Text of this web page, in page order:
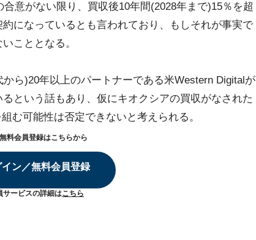
意がない限り、買収後10年間(2028年まで)15％を超
になっているとも言われており、もしそれが事実で
こととなる。
ら)20年以上のパートナーである米Western Digitalが
という話もあり、仮にキオクシアの買収がなされた
む可能性は否定できないと考えられる。
料会員登録はこちらから
イン／無料会員登録
サービスの詳細はこちら